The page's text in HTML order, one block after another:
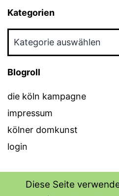
Kategorien
Blogroll
die köln kampagne
impressum
kölner domkunst
login
Diese Seite